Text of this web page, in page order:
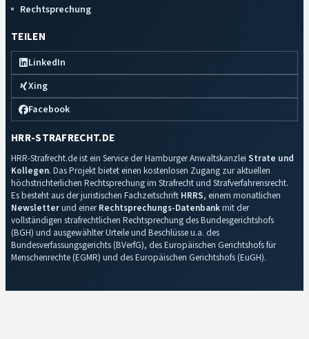
Rechtsprechung
TEILEN
LinkedIn
Xing
Facebook
HRR-STRAFRECHT.DE
HRR-Strafrecht.de ist ein Service der Hamburger Anwaltskanzlei Strate und
Kollegen. Das Projekt bietet einen kostenlosen Zugang zur aktuellen
höchstrichterlichen Rechtsprechung im Strafrecht und Strafverfahrensrecht.
Es besteht aus der juristischen Fachzeitschrift HRRS, einem monatlichen
Newsletterund einerRechtsprechungs-Datenbankmit der
vollständigen strafrechtlichen Rechtsprechung des Bundesgerichtshofs
(BGH) und ausgewählter Urteile und Beschlüsse u.a. des
Bundesverfassungsgerichts (BVerfG), des Europäischen Gerichtshofs für
Menschenrechte (EGMR) und des Europäischen Gerichtshofs (EuGH).